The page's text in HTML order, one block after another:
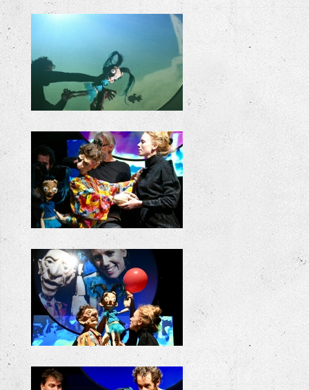
KILLIE BILLIE REPETITIE
KILLIE BILLIE REPETITIES
KILLIE BILLIE REPETITIES